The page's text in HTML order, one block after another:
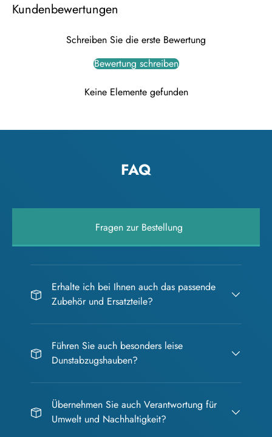
Kundenbewertungen
Schreiben Sie die erste Bewertung
Bewertung schreiben
Keine Elemente gefunden
FAQ
Fragen zur Bestellung
Erhalte ich bei Ihnen auch das passende
Zubehör und Ersatzteile?
Führen Sie auch besonders leise
Dunstabzugshauben?
Übernehmen Sie auch Verantwortung für
Umwelt und Nachhaltigkeit?